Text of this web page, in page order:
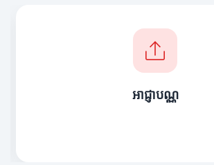
អាជ្ញាបណ្ណ